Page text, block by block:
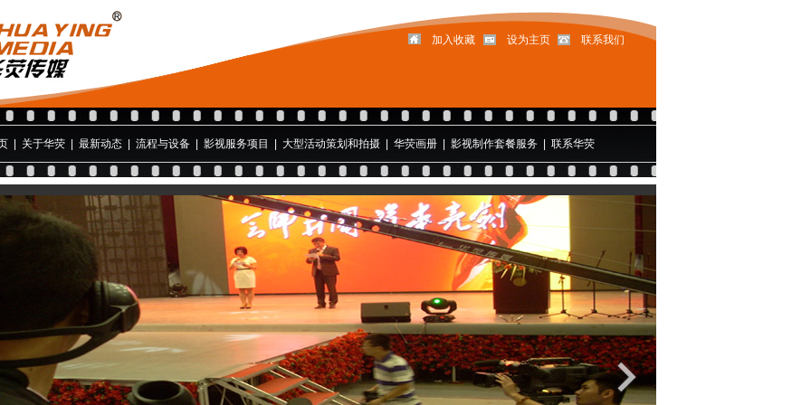
加入收藏 设为主页 联系我们
| 关于华荧| 最新动态| 流程与设备| 影视服务项目 大型活动策划和拍摄| 华荧画册| 影视制作套餐服务| 联系华荧